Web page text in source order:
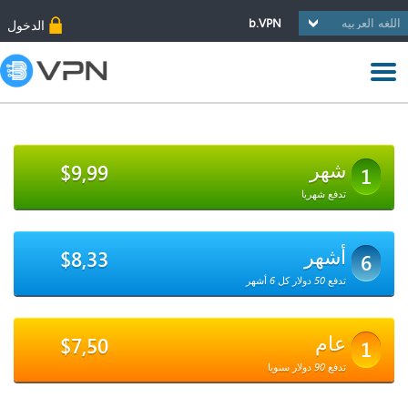
b.VPN الدخول
1 شهر $9,99
تدفع شهريا
6 أشهر $8,33
تدفع 50 دولار كل 6 أشهر
1 عام $7,50
تدفع 90 دولار سنويا